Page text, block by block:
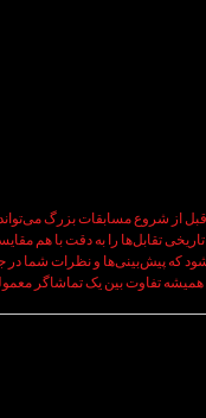
از شروع مسابقات بزرگ
که پیش‌بینی‌ها و نظرات شما